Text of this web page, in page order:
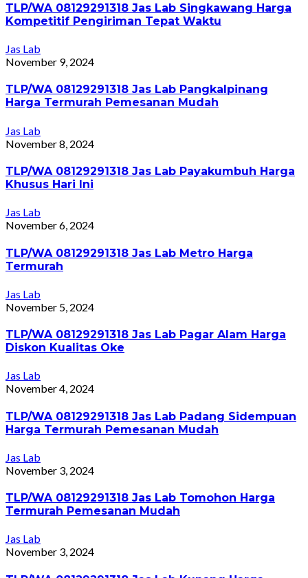
TLP/WA 08129291318 Jas Lab Singkawang Harga
Kompetitif Pengiriman Tepat Waktu
Jas Lab
November 9, 2024
TLP/WA 08129291318 Jas Lab Pangkalpinang
Harga Termurah Pemesanan Mudah
Jas Lab
November 8, 2024
TLP/WA 08129291318 Jas Lab Payakumbuh Harga
Khusus Hari Ini
Jas Lab
November 6, 2024
TLP/WA 08129291318 Jas Lab Metro Harga
Termurah
Jas Lab
November 5, 2024
TLP/WA 08129291318 Jas Lab Pagar Alam Harga
Diskon Kualitas Oke
Jas Lab
November 4, 2024
TLP/WA 08129291318 Jas Lab Padang Sidempuan
Harga Termurah Pemesanan Mudah
Jas Lab
November 3, 2024
TLP/WA 08129291318 Jas Lab Tomohon Harga
Termurah Pemesanan Mudah
Jas Lab
November 3, 2024